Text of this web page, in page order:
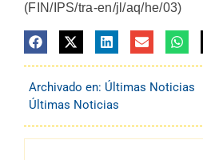
(FIN/IPS/tra-en/jl/aq/he/03)
Archivado en: Últimas Noticias
Últimas Noticias